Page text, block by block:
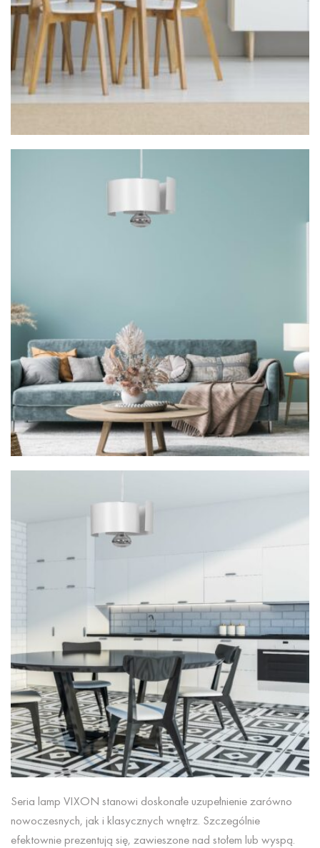
Seria lamp VIXON stanowi doskonałe uzupełnienie zarówno
nowoczesnych, jak i klasycznych wnętrz. Szczególnie
efektownie prezentują się, zawieszone nad stołem lub wyspą.